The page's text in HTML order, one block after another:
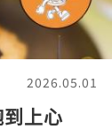
2026.05.01
上心